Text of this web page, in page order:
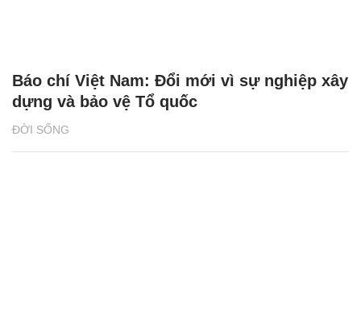
ĐỜI SỐNG
Báo chí Việt Nam: Đổi mới vì sự nghiệp xây
dựng và bảo vệ Tổ quốc